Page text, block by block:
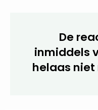
De
inmiddels